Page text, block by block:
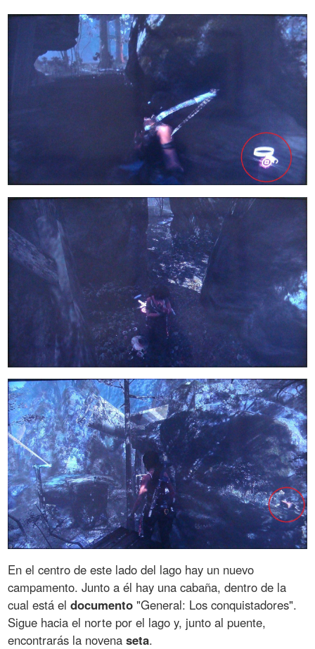
En el centro de este lado del lago hay un nuevo
campamento. Junto a él hay una cabaña, dentro de la
cual está eldocumento "General: Los conquistadores".
Sigue hacia el norte por el lago y, junto al puente,
encontrarás la novenaseta.